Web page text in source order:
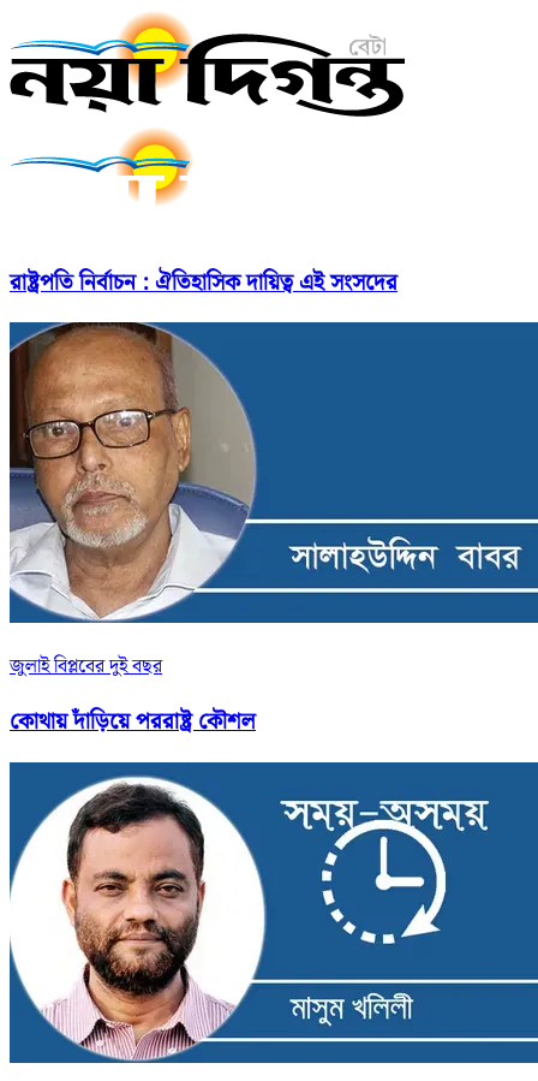
রাষ্ট্রপতি নির্বাচন : ঐতিহাসিক দায়িত্ব এই সংসদের
জুলাই বিপ্লবের দুই বছর
কোথায় দাঁড়িয়ে পররাষ্ট্র কৌশল